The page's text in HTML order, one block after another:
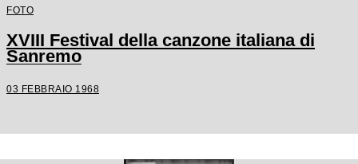
FOTO
XVIII Festival della canzone italiana di
Sanremo
03 FEBBRAIO 1968